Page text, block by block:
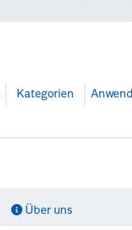
Kategorien
Über uns